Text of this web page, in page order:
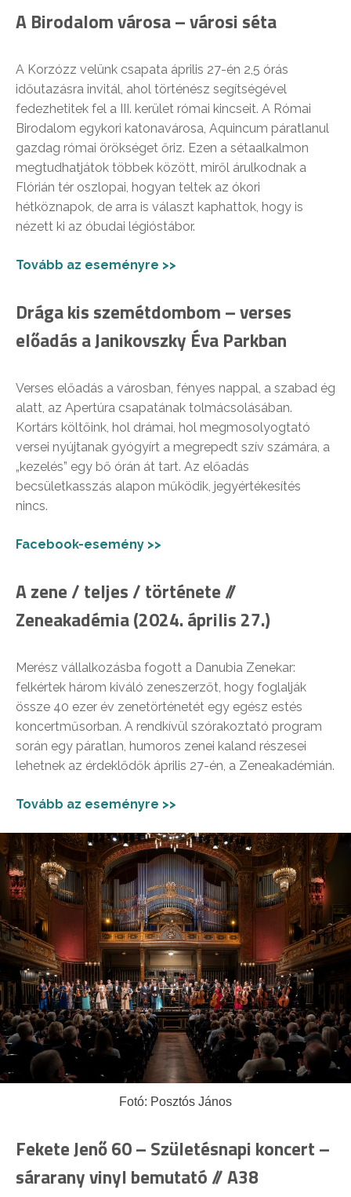
A Birodalom városa – városi séta
A Korzózz velünk csapata április 27-én 2,5 órás
időutazásra invitál, ahol történész segítségével
fedezhetitek fel a III. kerület római kincseit. A Római
Birodalom egykori katonavárosa, Aquincum páratlanul
gazdag római örökséget őriz. Ezen a sétaalkalmon
megtudhatjátok többek között, miről árulkodnak a
Flórián tér oszlopai, hogyan teltek az ókori
hétköznapok, de arra is választ kaphattok, hogy is
nézett ki az óbudai légióstábor.
Tovább az eseményre >>
Drága kis szemétdombom – verses
előadás a Janikovszky Éva Parkban
Verses előadás a városban, fényes nappal, a szabad ég
alatt, az Apertúra csapatának tolmácsolásában.
Kortárs költőink, hol drámai, hol megmosolyogtató
versei nyújtanak gyógyírt a megrepedt szív számára, a
„kezelés” egy bő órán át tart. Az előadás
becsületkasszás alapon működik, jegyértékesítés
nincs.
Facebook-esemény >>
A zene / teljes / története //
Zeneakadémia (2024. április 27.)
Merész vállalkozásba fogott a Danubia Zenekar:
felkértek három kiváló zeneszerzőt, hogy foglalják
össze 40 ezer év zenetörténetét egy egész estés
koncertműsorban. A rendkívül szórakoztató program
során egy páratlan, humoros zenei kaland részesei
lehetnek az érdeklődők április 27-én, a Zeneakadémián.
Tovább az eseményre >>
Fotó: Posztós János
Fekete Jenő 60 – Születésnapi koncert –
sárarany vinyl bemutató // A38